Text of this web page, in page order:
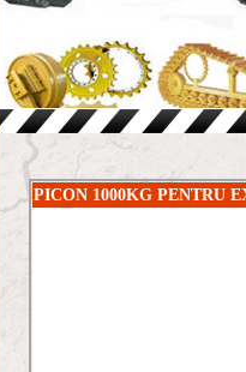
PICON 1000KG PENTRU